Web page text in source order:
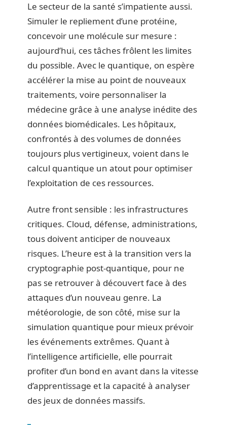
Le secteur de la santé s’impatiente aussi.
Simuler le repliement d’une protéine,
concevoir une molécule sur mesure :
aujourd’hui, ces tâches frôlent les limites
du possible. Avec le quantique, on espère
accélérer la mise au point de nouveaux
traitements, voire personnaliser la
médecine grâce à une analyse inédite des
données biomédicales. Les hôpitaux,
confrontés à des volumes de données
toujours plus vertigineux, voient dans le
calcul quantique un atout pour optimiser
l’exploitation de ces ressources.
Autre front sensible : les infrastructures
critiques. Cloud, défense, administrations,
tous doivent anticiper de nouveaux
risques. L’heure est à la transition vers la
cryptographie post-quantique, pour ne
pas se retrouver à découvert face à des
attaques d’un nouveau genre. La
météorologie, de son côté, mise sur la
simulation quantique pour mieux prévoir
les événements extrêmes. Quant à
l’intelligence artificielle, elle pourrait
profiter d’un bond en avant dans la vitesse
d’apprentissage et la capacité à analyser
des jeux de données massifs.